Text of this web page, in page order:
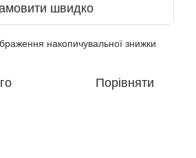
швидко
накопичувальної знижки
Порівняти